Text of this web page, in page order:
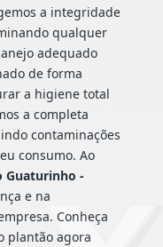
a integridade
qualquer
adequado
de forma
a higiene total
a completa
contaminações
consumo. Ao
Guaturinho -
e na
Conheça
plantão agora